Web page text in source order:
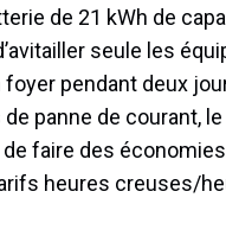
de 21 kWh de
seule les
pendant deux
panne de courant,
faire des économies
heures creuses/